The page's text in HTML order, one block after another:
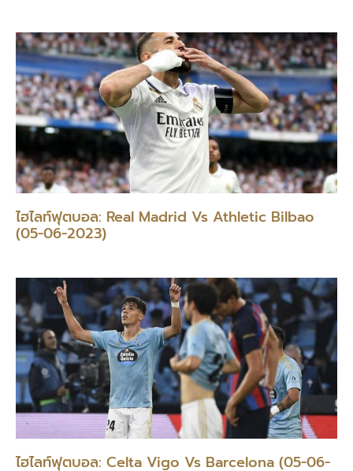
ไฮไลท์ฟุตบอล: Real Madrid Vs Athletic Bilbao
(05-06-2023)
ไฮไลท์ฟุตบอล: Celta Vigo Vs Barcelona (05-06-